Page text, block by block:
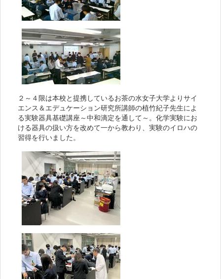
２～４限は本校と提携しているお茶の水女子大学よりサイ
エンス＆エデュケーション研究所講師の植竹紀子先生によ
る実験器具基礎講座～中和滴定を通して～。化学実験にお
ける器具の扱い方を改めて一から教わり、実験のイロハの
習得を行いました。